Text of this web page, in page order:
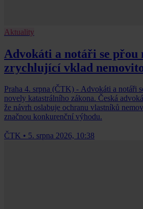
Aktuality
Advokáti a notáři se přou
zrychlující vklad
Praha 4. srpna (ČTK) - Advokáti a notáři
novely katastrálního zákona. Česká
že návrh oslabuje ochranu vlastníků
značnou konkurenční výhodu.
ČTK • 5. srpna 2026, 10:38